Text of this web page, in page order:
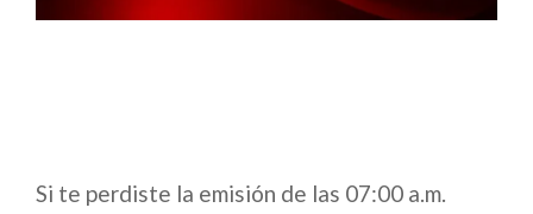
Si te perdiste la emisión de las 07:00 a.m.